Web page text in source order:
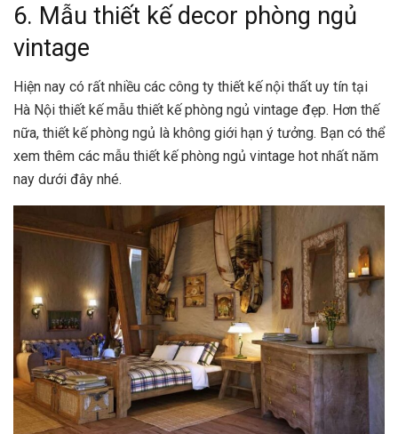
6. Mẫu thiết kế decor phòng ngủ
vintage
Hiện nay có rất nhiều các công ty thiết kế nội thất uy tín tại
Hà Nội thiết kế mẫu thiết kế phòng ngủ vintage đẹp. Hơn thế
nữa, thiết kế phòng ngủ là không giới hạn ý tưởng. Bạn có thể
xem thêm các mẫu thiết kế phòng ngủ vintage hot nhất năm
nay dưới đây nhé.